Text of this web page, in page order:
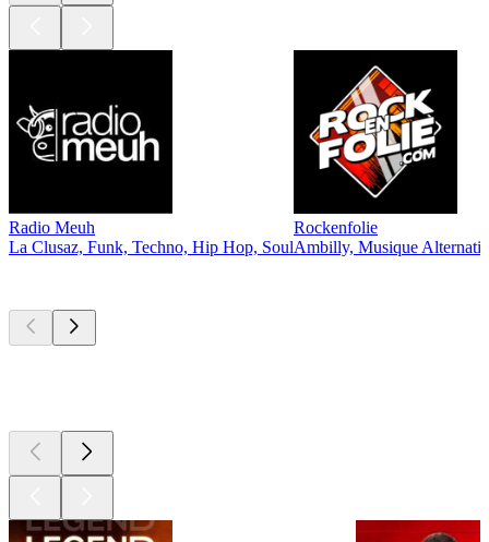
Radio Meuh
La Clusaz, Funk, Techno, Hip Hop, Soul
Rockenfolie
Ambilly, Musique